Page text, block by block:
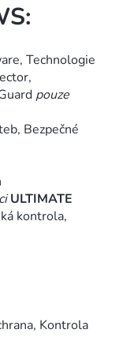
Technologie
pouze
Bezpečné
ULTIMATE
kontrola,
Kontrola